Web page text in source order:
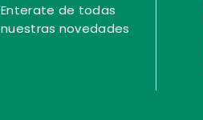
Enterate de todas
nuestras novedades